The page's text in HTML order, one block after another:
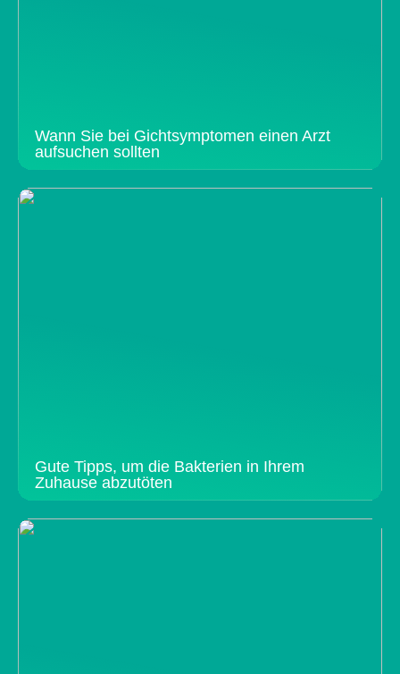
Wann Sie bei Gichtsymptomen einen Arzt
aufsuchen sollten
Gute Tipps, um die Bakterien in Ihrem
Zuhause abzutöten